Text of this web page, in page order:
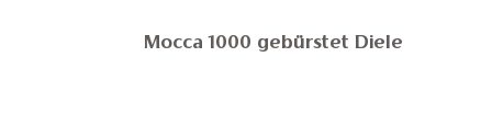
Mocca 1000 gebürstet Diele